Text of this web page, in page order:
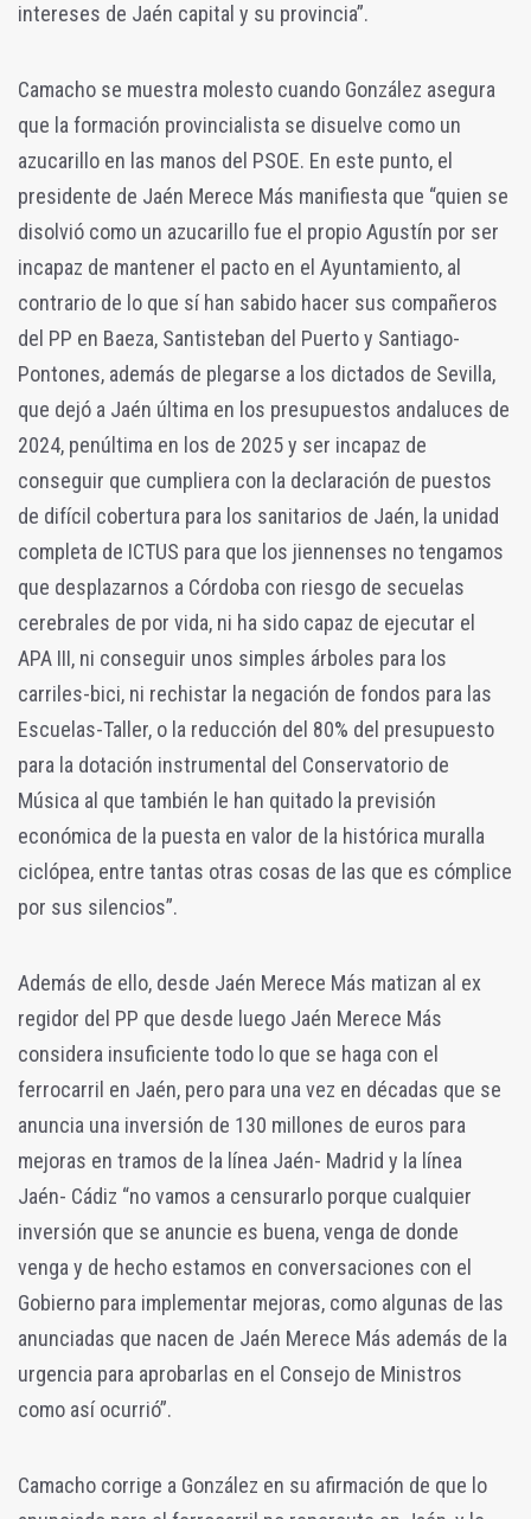
intereses de Jaén capital y su provincia”.
Camacho se muestra molesto cuando González asegura
que la formación provincialista se disuelve como un
azucarillo en las manos del PSOE. En este punto, el
presidente de Jaén Merece Más manifiesta que “quien se
disolvió como un azucarillo fue el propio Agustín por ser
incapaz de mantener el pacto en el Ayuntamiento, al
contrario de lo que sí han sabido hacer sus compañeros
del PP en Baeza, Santisteban del Puerto y Santiago-
Pontones, además de plegarse a los dictados de Sevilla,
que dejó a Jaén última en los presupuestos andaluces de
2024, penúltima en los de 2025 y ser incapaz de
conseguir que cumpliera con la declaración de puestos
de difícil cobertura para los sanitarios de Jaén, la unidad
completa de ICTUS para que los jiennenses no tengamos
que desplazarnos a Córdoba con riesgo de secuelas
cerebrales de por vida, ni ha sido capaz de ejecutar el
APA III, ni conseguir unos simples árboles para los
carriles-bici, ni rechistar la negación de fondos para las
Escuelas-Taller, o la reducción del 80% del presupuesto
para la dotación instrumental del Conservatorio de
Música al que también le han quitado la previsión
económica de la puesta en valor de la histórica muralla
ciclópea, entre tantas otras cosas de las que es cómplice
por sus silencios”.
Además de ello, desde Jaén Merece Más matizan al ex
regidor del PP que desde luego Jaén Merece Más
considera insuficiente todo lo que se haga con el
ferrocarril en Jaén, pero para una vez en décadas que se
anuncia una inversión de 130 millones de euros para
mejoras en tramos de la línea Jaén- Madrid y la línea
Jaén- Cádiz “no vamos a censurarlo porque cualquier
inversión que se anuncie es buena, venga de donde
venga y de hecho estamos en conversaciones con el
Gobierno para implementar mejoras, como algunas de las
anunciadas que nacen de Jaén Merece Más además de la
urgencia para aprobarlas en el Consejo de Ministros
como así ocurrió”.
Camacho corrige a González en su afirmación de que lo